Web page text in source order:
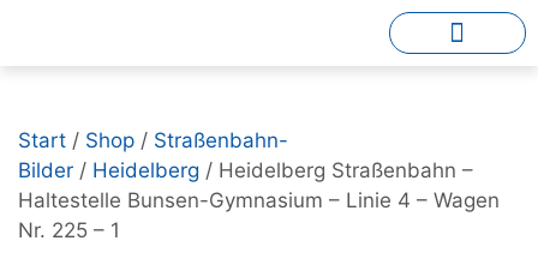
Start / Shop / Straßenbahn-
Bilder / Heidelberg / Heidelberg Straßenbahn –
Haltestelle Bunsen-Gymnasium – Linie 4 – Wagen
Nr. 225 – 1